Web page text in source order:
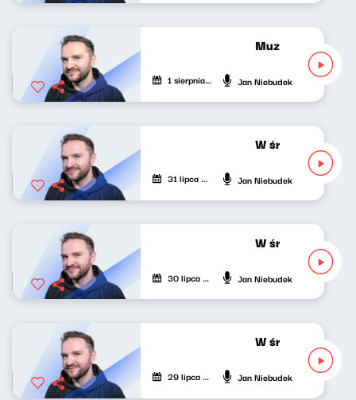
Muzyka
1 sierpnia 2026 Jan Niebudek
W środku dnia
31 lipca 2026 Jan Niebudek
W środku dnia
30 lipca 2026 Jan Niebudek
W środku dnia
29 lipca 2026 Jan Niebudek